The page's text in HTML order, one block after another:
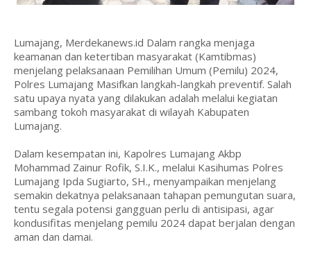
Lumajang, Merdekanews.id Dalam rangka menjaga
keamanan dan ketertiban masyarakat (Kamtibmas)
menjelang pelaksanaan Pemilihan Umum (Pemilu) 2024,
Polres Lumajang Masifkan langkah-langkah preventif. Salah
satu upaya nyata yang dilakukan adalah melalui kegiatan
sambang tokoh masyarakat di wilayah Kabupaten
Lumajang.
Dalam kesempatan ini, Kapolres Lumajang Akbp
Mohammad Zainur Rofik, S.I.K., melalui Kasihumas Polres
Lumajang Ipda Sugiarto, SH., menyampaikan menjelang
semakin dekatnya pelaksanaan tahapan pemungutan suara,
tentu segala potensi gangguan perlu di antisipasi, agar
kondusifitas menjelang pemilu 2024 dapat berjalan dengan
aman dan damai.